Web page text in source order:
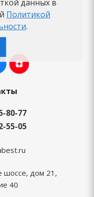
80-77
55-05
шоссе, дом 21,
40
данных в
Политикой
.